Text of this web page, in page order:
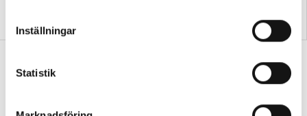
y
Inställningar
Statistik
kurs i Lycksele och Vindeln
Glokala ökar intäkterna – trots tufft
ekonomiskt läge